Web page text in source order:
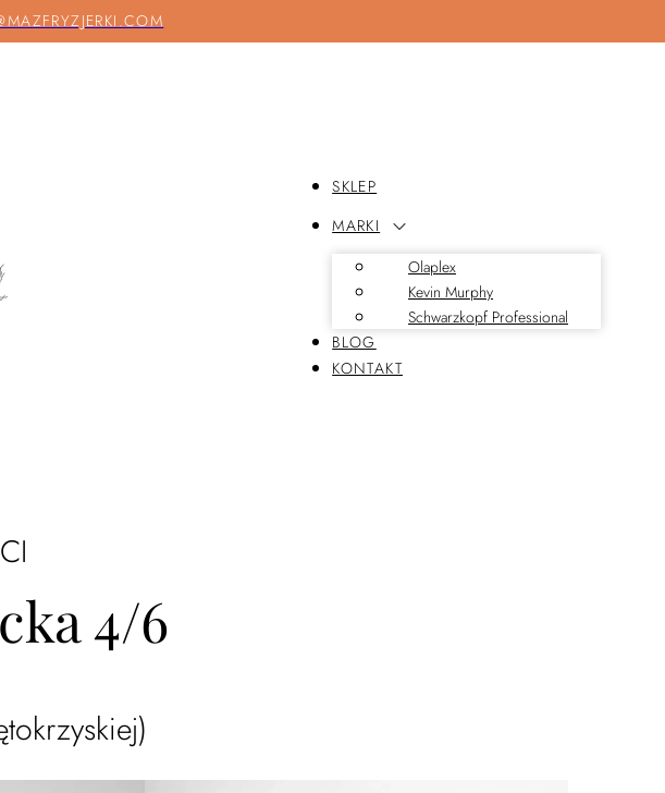
SKLEP
MARKI
Olaplex
Kevin Murphy
Schwarzkopf Professional
BLOG
KONTAKT
4/6